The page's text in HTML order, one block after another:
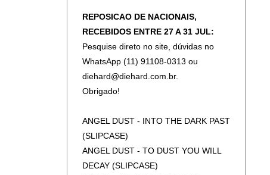
REPOSICAO DE NACIONAIS,
RECEBIDOS ENTRE 27 A 31 JUL:
Pesquise direto no site, dúvidas no
WhatsApp (11) 91108-0313 ou
diehard@diehard.com.br.
Obrigado!
ANGEL DUST - INTO THE DARK PAST
(SLIPCASE)
ANGEL DUST - TO DUST YOU WILL
DECAY (SLIPCASE)